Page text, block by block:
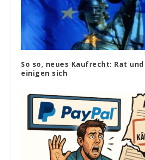
So so, neues Kaufrecht: Rat
einigen sich